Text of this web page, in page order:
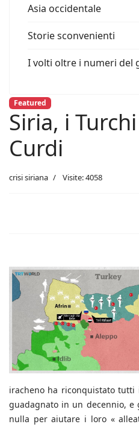
Asia occidentale
Storie sconvenienti
I volti oltre i numeri del
Featured
Siria, i
Curdi
crisi siriana Visite: 4058
iracheno ha riconquistato
guadagnato in un decennio,
nulla per aiutare i loro «